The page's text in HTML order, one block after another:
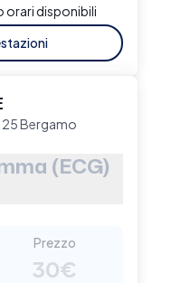
orari disponibili
Bergamo
(ECG)
Prezzo
30€